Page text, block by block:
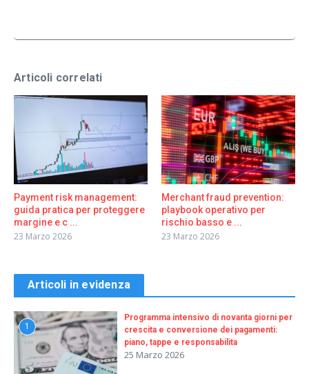
Articoli correlati
Payment risk management:
guida pratica per proteggere
margine e c ...
23 Marzo 2026
Merchant fraud prevention:
playbook operativo per
rischio basso e ...
23 Marzo 2026
Articoli in evidenza
1
Programma intensivo di novanta giorni per
crescita e conversione dei pagamenti:
piano, tappe e responsabilita
25 Marzo 2026